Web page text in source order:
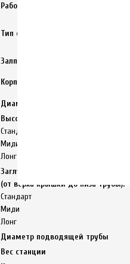
Рабочий объем литров/сутки
Тип сброса
Залповый сброс
Корпус станции
Диаметр станции
Высота станции:
Стандарт
Миди
Лонг
Заглубление подводящей трубы
(от верха крышки до низа трубы):
Стандарт
Миди
Лонг
Диаметр подводящей трубы
Вес станции